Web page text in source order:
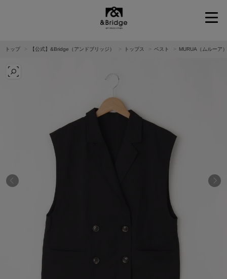
トップ 【公式】&Bridge（アンドブリッジ） トップス ベスト MURUA（ムルーア